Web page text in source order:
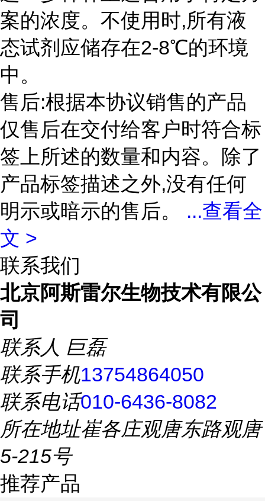
案的浓度。不使用时,所有液
态试剂应储存在2-8℃的环境
中。
售后:根据本协议销售的产品
仅售后在交付给客户时符合标
签上所述的数量和内容。除了
产品标签描述之外,没有任何
明示或暗示的售后。 ...查看全
文 >
联系我们
北京阿斯雷尔生物技术有限公
司
联系人 巨磊
联系手机13754864050
联系电话010-6436-8082
所在地址崔各庄观唐东路观唐
5-215号
推荐产品